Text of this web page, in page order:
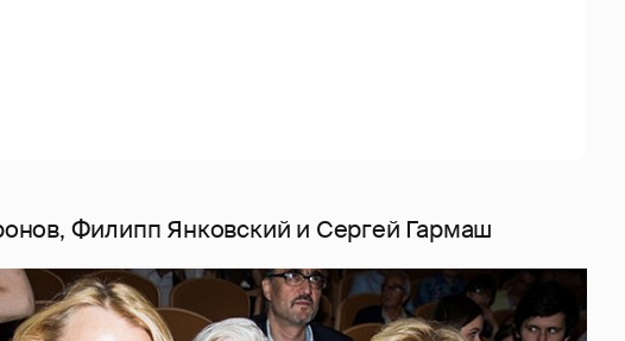
Филипп Янковский и Сергей Гармаш